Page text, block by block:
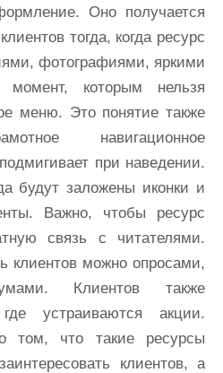
Оно получается
тогда, когда ресурс
фотографиями, яркими
момент, которым нельзя
меню. Это понятие также
навигационное
при наведении.
будут заложены иконки и
Важно, чтобы ресурс
связь с читателями.
клиентов можно опросами,
Клиентов также
устраиваются акции.
том, что такие ресурсы
клиентов, а